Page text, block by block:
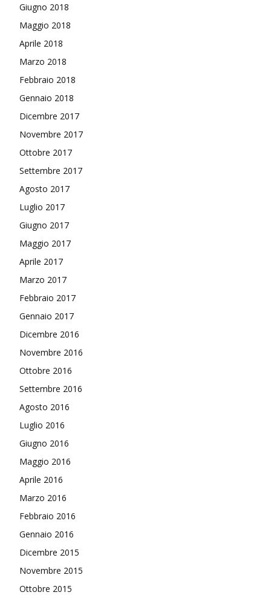
Giugno 2018
Maggio 2018
Aprile 2018
Marzo 2018
Febbraio 2018
Gennaio 2018
Dicembre 2017
Novembre 2017
Ottobre 2017
Settembre 2017
Agosto 2017
Luglio 2017
Giugno 2017
Maggio 2017
Aprile 2017
Marzo 2017
Febbraio 2017
Gennaio 2017
Dicembre 2016
Novembre 2016
Ottobre 2016
Settembre 2016
Agosto 2016
Luglio 2016
Giugno 2016
Maggio 2016
Aprile 2016
Marzo 2016
Febbraio 2016
Gennaio 2016
Dicembre 2015
Novembre 2015
Ottobre 2015